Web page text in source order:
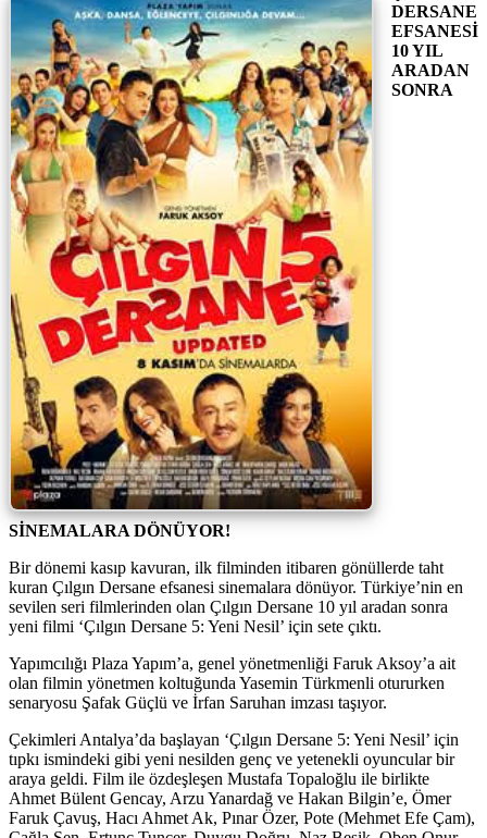
DERSANE
EFSANESİ
10 YIL
ARADAN
SONRA
SİNEMALARA DÖNÜYOR!
Bir dönemi kasıp kavuran, ilk filminden itibaren gönüllerde taht
kuran Çılgın Dersane efsanesi sinemalara dönüyor. Türkiye’nin en
sevilen seri filmlerinden olan Çılgın Dersane 10 yıl aradan sonra
yeni filmi ‘Çılgın Dersane 5: Yeni Nesil’ için sete çıktı.
Yapımcılığı Plaza Yapım’a, genel yönetmenliği Faruk Aksoy’a ait
olan filmin yönetmen koltuğunda Yasemin Türkmenli otururken
senaryosu Şafak Güçlü ve İrfan Saruhan imzası taşıyor.
Çekimleri Antalya’da başlayan ‘Çılgın Dersane 5: Yeni Nesil’ için
tıpkı ismindeki gibi yeni nesilden genç ve yetenekli oyuncular bir
araya geldi. Film ile özdeşleşen Mustafa Topaloğlu ile birlikte
Ahmet Bülent Gencay, Arzu Yanardağ ve Hakan Bilgin’e, Ömer
Faruk Çavuş, Hacı Ahmet Ak, Pınar Özer, Pote (Mehmet Efe Çam),